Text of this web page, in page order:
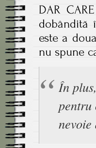
DAR
dobândită
este a
nu spune
În
pentru
nevoie